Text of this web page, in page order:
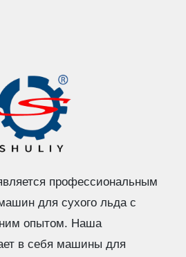
профессиональным
для сухого льда с
опытом. Наша
в себя машины для